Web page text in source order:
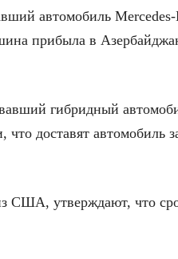
автомобиль
прибыла в
гибридный
что доставят автомобиль
США, утверждают, что